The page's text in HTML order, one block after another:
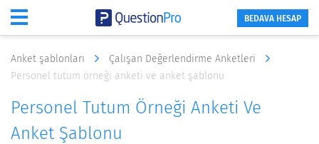
BEDAVA HESAP
Anket şablonları
Çalışan Değerlendirme Anketleri
Personel tutum örneği anketi ve anket şablonu
Personel Tutum Örneği Anketi Ve
Anket Şablonu